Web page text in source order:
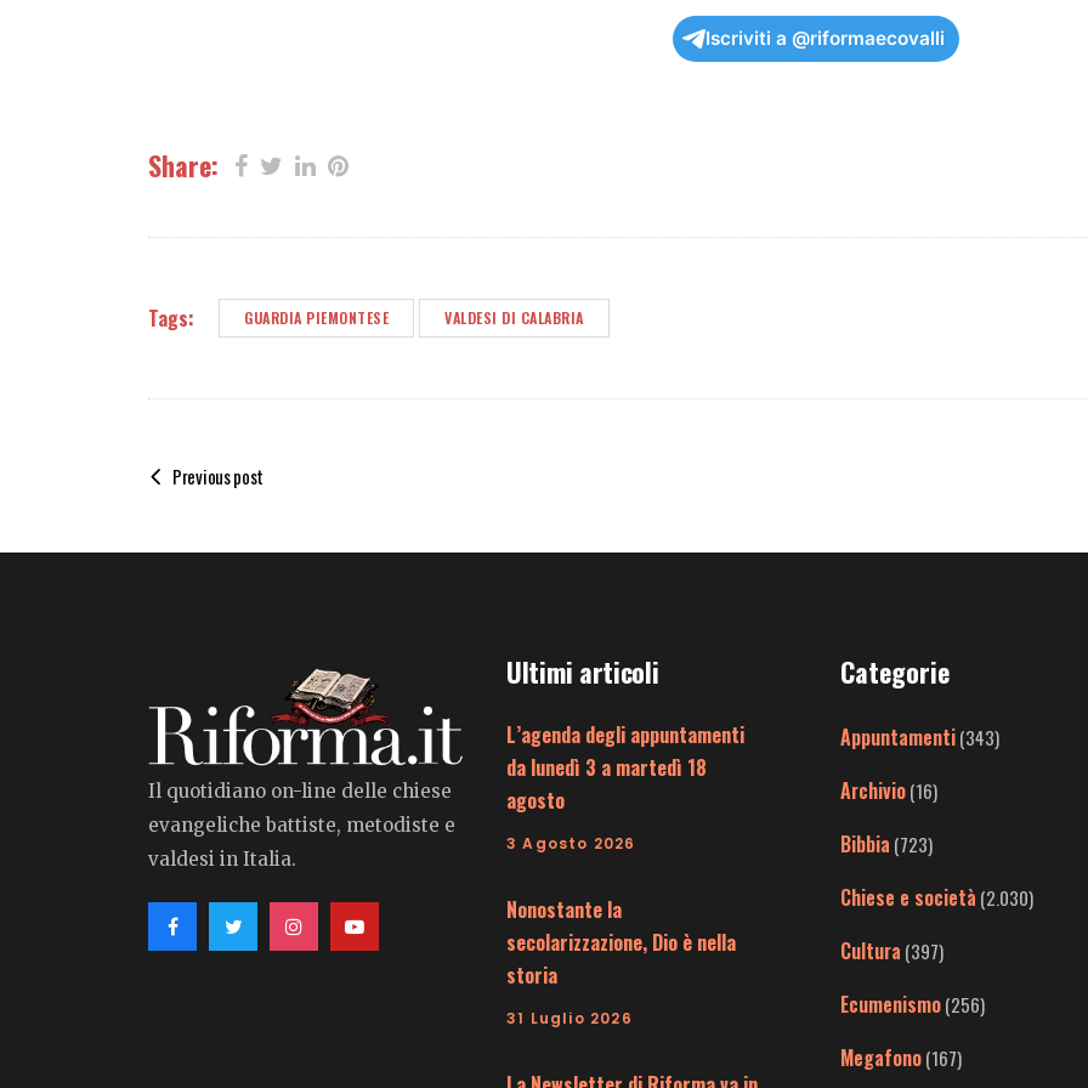
Iscriviti a @riformaecovalli
Share:
Tags: GUARDIA PIEMONTESE VALDESI DI CALABRIA
Previous post
Il quotidiano on-line delle chiese
evangeliche battiste, metodiste e
valdesi in Italia.
Ultimi articoli
L’agenda degli appuntamenti
da lunedì 3 a martedì 18
agosto
3 Agosto 2026
Nonostante la
secolarizzazione, Dio è nella
storia
31 Luglio 2026
Categorie
Appuntamenti(343)
Archivio(16)
Bibbia (723)
Chiese e società (2.030)
Cultura (397)
Ecumenismo(256)
Megafono(167)